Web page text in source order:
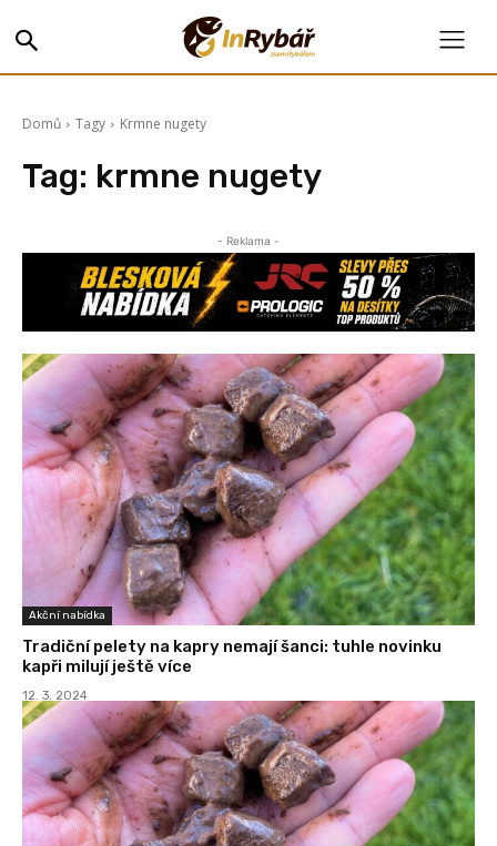
Domů Tagy Krmne nugety
Tag: krmne nugety
- Reklama -
Akční nabídka
Tradiční pelety na kapry nemají šanci: tuhle novinku
kapři milují ještě více
12. 3. 2024